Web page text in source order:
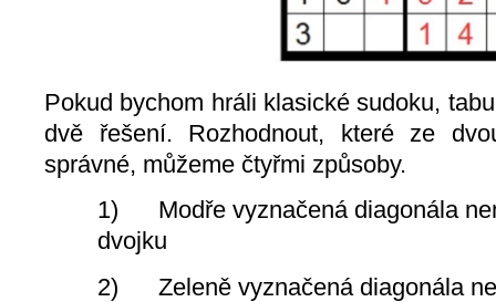
Pokud bychom hráli klasické sudoku,
dvě řešení. Rozhodnout, které ze
správné, můžeme čtyřmi způsoby.
1) Modře vyznačená diagonála
dvojku
2) Zeleně vyznačená diagonála